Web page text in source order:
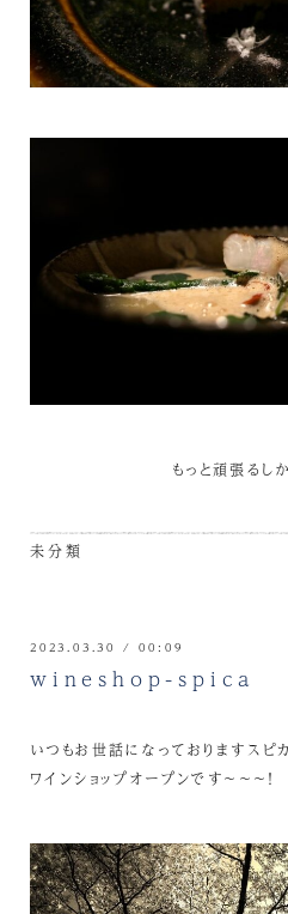
もっと頑張るし
未分類
2023.03.30 / 00:09
wineshop-spica
いつもお世話になっておりますスピ
ワインショップオープンです～～～！